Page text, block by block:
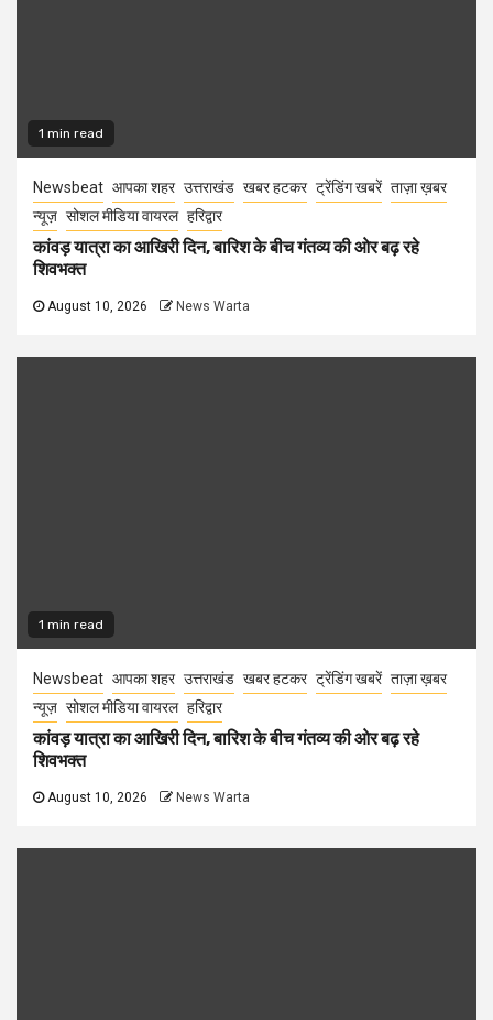
1 min read
Newsbeat आपका शहर उत्तराखंड खबर हटकर ट्रेंडिंग खबरें ताज़ा ख़बर
न्यूज़ सोशल मीडिया वायरल हरिद्वार
कांवड़ यात्रा का आखिरी दिन, बारिश के बीच गंतव्य की ओर बढ़ रहे
शिवभक्त
August 10, 2026 News Warta
1 min read
Newsbeat आपका शहर उत्तराखंड खबर हटकर ट्रेंडिंग खबरें ताज़ा ख़बर
न्यूज़ सोशल मीडिया वायरल हरिद्वार
कांवड़ यात्रा का आखिरी दिन, बारिश के बीच गंतव्य की ओर बढ़ रहे
शिवभक्त
August 10, 2026 News Warta